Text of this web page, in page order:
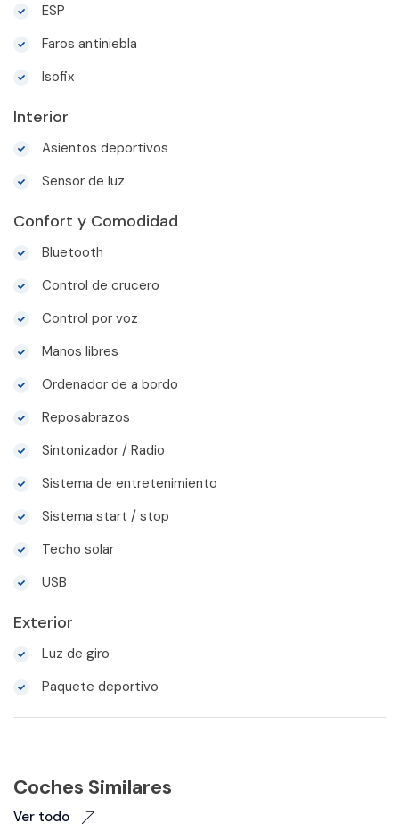
ESP
Faros antiniebla
Isofix
Interior
Asientos deportivos
Sensor de luz
Confort y Comodidad
Bluetooth
Control de crucero
Control por voz
Manos libres
Ordenador de a bordo
Reposabrazos
Sintonizador / Radio
Sistema de entretenimiento
Sistema start / stop
Techo solar
USB
Exterior
Luz de giro
Paquete deportivo
Coches Similares
Ver todo